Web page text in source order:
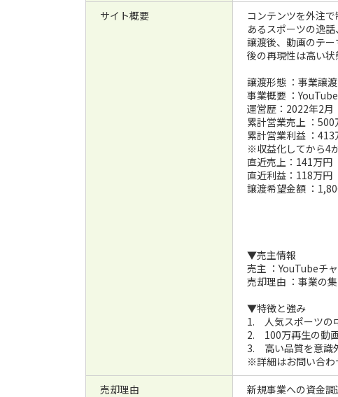
サイト概要
コンテンツを外注で
あるスポーツの逸
譲渡後、動画のテ
後の再現性は高い状
譲渡形態 ：事業譲渡
事業概要 ：
運営歴：2022年2
累計営業売上 ：500
累計営業利益 ：413
※収益化してから4
直近売上：141万
直近利益：118万
譲渡希望金額 ：
▼売主情報
売主 ：YouTubeチ
売却理由 ：事業の
▼特徴と強み
1. 人気スポーツの
2. 100万再生の動
3. 高い品質を意識
※詳細はお問い合わ
売却理由
新規事業への資金調